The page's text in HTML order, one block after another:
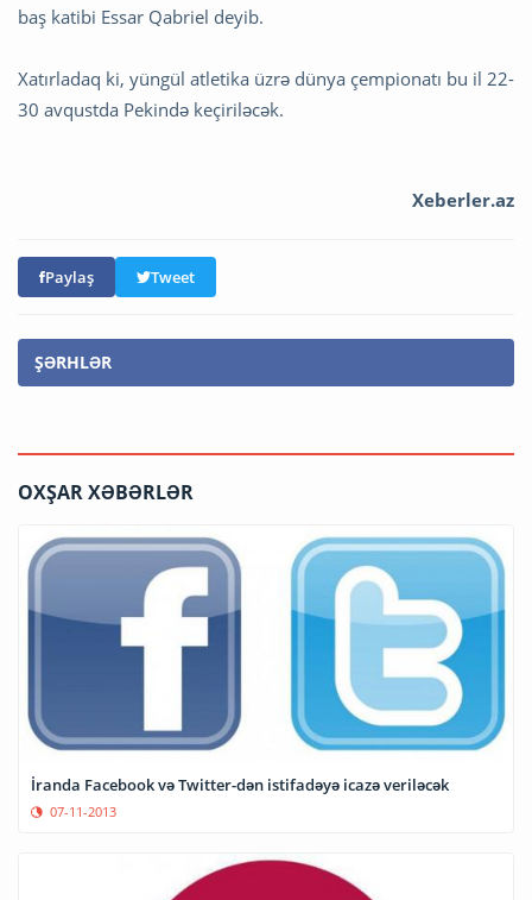
baş katibi Essar Qabriel deyib.
Xatırladaq ki, yüngül atletika üzrə dünya çempionatı bu il 22-
30 avqustda Pekində keçiriləcək.
Xeberler.az
Paylaş Tweet
ŞƏRHLƏR
OXŞAR XƏBƏRLƏR
İranda Facebook və Twitter-dən istifadəyə icazə veriləcək
07-11-2013